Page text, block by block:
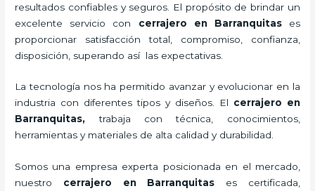
resultados confiables y seguros. El propósito de brindar un
excelente servicio con cerrajero en Barranquitases
proporcionar satisfacción total, compromiso, confianza,
disposición, superando así las expectativas.
La tecnología nos ha permitido avanzar y evolucionar en la
industria con diferentes tipos y diseños. El cerrajero en
Barranquitas,trabaja con técnica, conocimientos,
herramientas y materiales de alta calidad y durabilidad.
Somos una empresa experta posicionada en el mercado,
nuestro cerrajero en Barranquitas es certificada,